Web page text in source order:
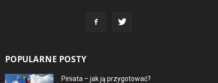
POPULARNE POSTY
Piniata – jak ją przygotować?